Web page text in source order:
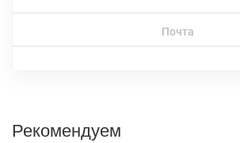
Почта
Рекомендуем